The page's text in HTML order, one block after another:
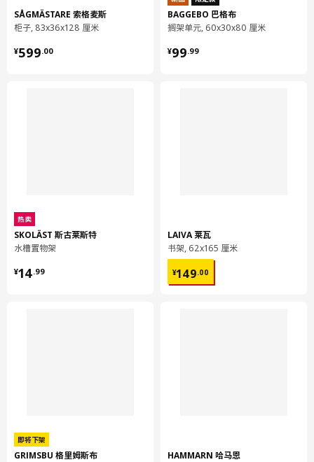
SÅGMÄSTARE 索格麦斯
柜子, 83x36x128 厘米
¥599.00
¥ 599.00
热卖
SKOLÄST 斯古莱斯特
水槽置物架
¥14.99
¥ 14.99
即将下架
GRIMSBU 格里姆斯布
BAGGEBO 巴格布
搁架单元, 60x30x80 厘米
¥99.99
¥ 99.99
LAIVA 莱瓦
书架, 62x165 厘米
¥149.00
¥ 149.00
HAMMARN 哈马恩